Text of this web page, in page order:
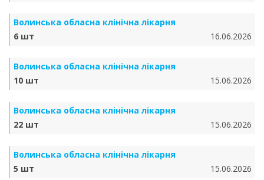
Волинська обласна клінічна лікарня
6 шт
16.06.2026
Волинська обласна клінічна лікарня
10 шт
15.06.2026
Волинська обласна клінічна лікарня
22 шт
15.06.2026
Волинська обласна клінічна лікарня
5 шт
15.06.2026